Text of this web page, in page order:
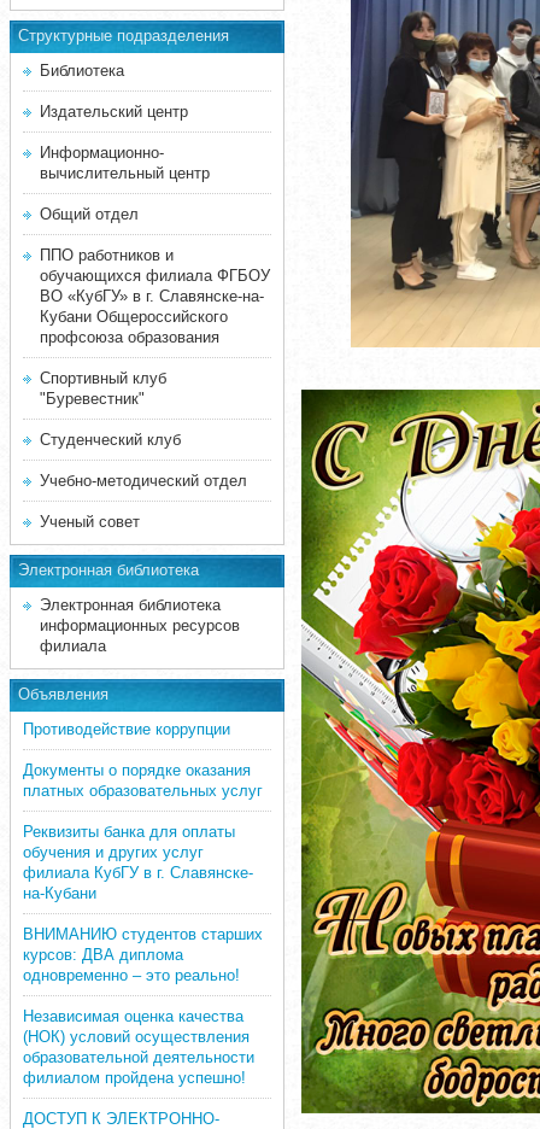
Структурные подразделения
Библиотека
Издательский центр
Информационно-
вычислительный центр
Общий отдел
ППО работников и
обучающихся филиала ФГБОУ
ВО «КубГУ» в г. Славянске-на-
Кубани Общероссийского
профсоюза образования
Спортивный клуб
"Буревестник"
Студенческий клуб
Учебно-методический отдел
Ученый совет
Электронная библиотека
Электронная библиотека
информационных ресурсов
филиала
Объявления
Противодействие коррупции
Документы о порядке оказания
платных образовательных услуг
Реквизиты банка для оплаты
обучения и других услуг
филиала КубГУ в г. Славянске-
на-Кубани
ВНИМАНИЮ студентов старших
курсов: ДВА диплома
одновременно – это реально!
Независимая оценка качества
(НОК) условий осуществления
образовательной деятельности
филиалом пройдена успешно!
ДОСТУП К ЭЛЕКТРОННО-